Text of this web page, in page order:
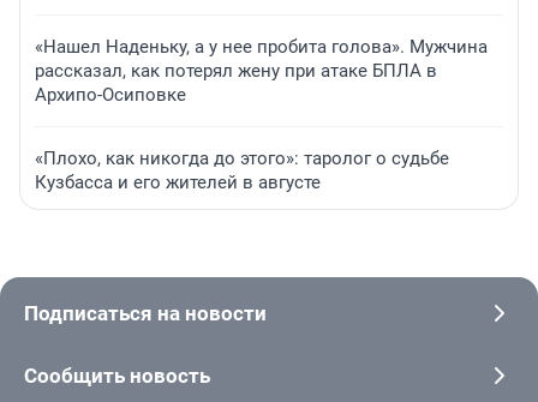
«Нашел Наденьку, а у нее пробита голова». Мужчина
рассказал, как потерял жену при атаке БПЛА в
Архипо-Осиповке
«Плохо, как никогда до этого»: таролог о судьбе
Кузбасса и его жителей в августе
Подписаться на новости
Сообщить новость